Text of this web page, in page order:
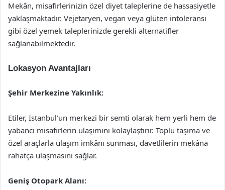
Mekân, misafirlerinizin özel diyet taleplerine de hassasiyetle
yaklaşmaktadır. Vejetaryen, vegan veya glüten intoleransı
gibi özel yemek taleplerinizde gerekli alternatifler
sağlanabilmektedir.
Lokasyon Avantajları
Şehir Merkezine Yakınlık:
Etiler, İstanbul’un merkezi bir semti olarak hem yerli hem de
yabancı misafirlerin ulaşımını kolaylaştırır. Toplu taşıma ve
özel araçlarla ulaşım imkânı sunması, davetlilerin mekâna
rahatça ulaşmasını sağlar.
Geniş Otopark Alanı: